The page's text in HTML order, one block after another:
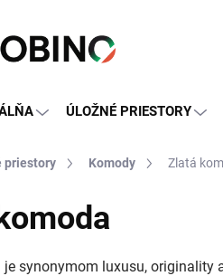
ÚLOŽNÉ PRIESTORY
priestory Komody Zlatá
je synonymom luxusu, originality